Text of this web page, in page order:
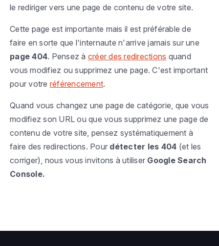
le rediriger vers une page de contenu de votre site.
Cette page est importante mais il est préférable de
faire en sorte que l'internaute n'arrive jamais sur une
page 404. Pensez à créer des redirections quand
vous modifiez ou supprimez une page. C'est important
pour votre référencement.
Quand vous changez une page de catégorie, que vous
modifiez son URL ou que vous supprimez une page de
contenu de votre site, pensez systématiquement à
faire des redirections. Pour détecter les 404 (et les
corriger), nous vous invitons à utiliser Google Search
Console.